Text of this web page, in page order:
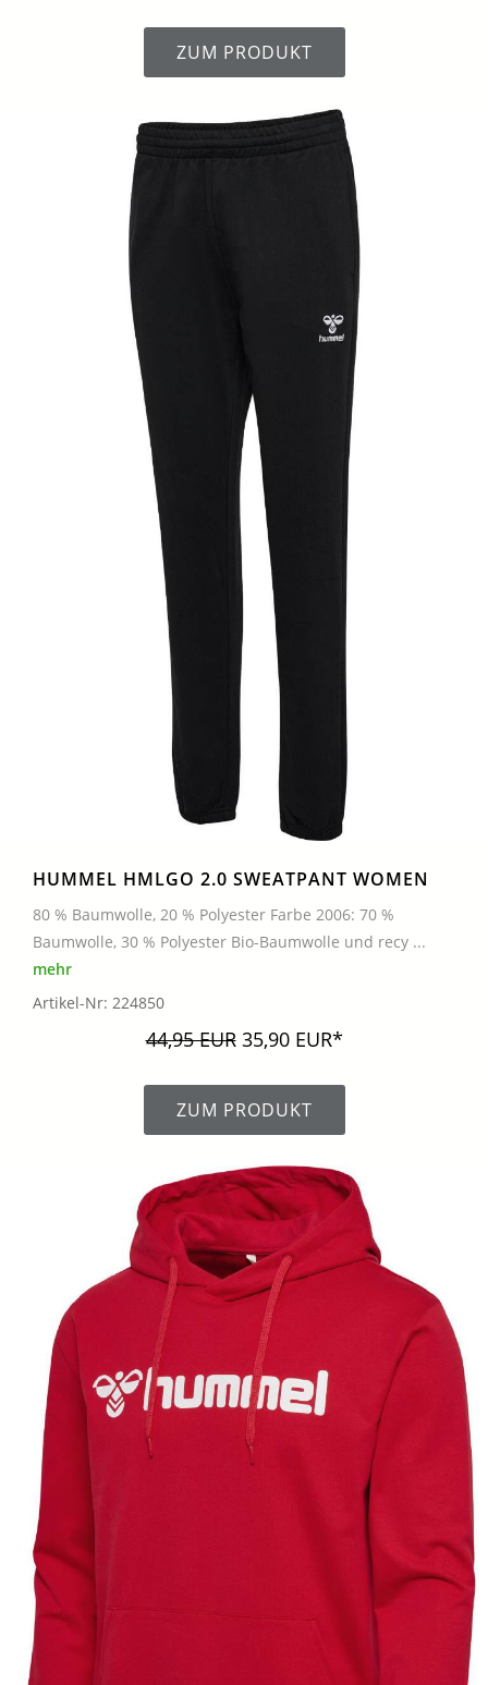
ZUM PRODUKT
HUMMEL HMLGO 2.0 SWEATPANT WOMEN
80 % Baumwolle, 20 % Polyester Farbe 2006: 70 %
Baumwolle, 30 % Polyester Bio-Baumwolle und recy ...
mehr
Artikel-Nr: 224850
44,95 EUR35,90 EUR*
ZUM PRODUKT